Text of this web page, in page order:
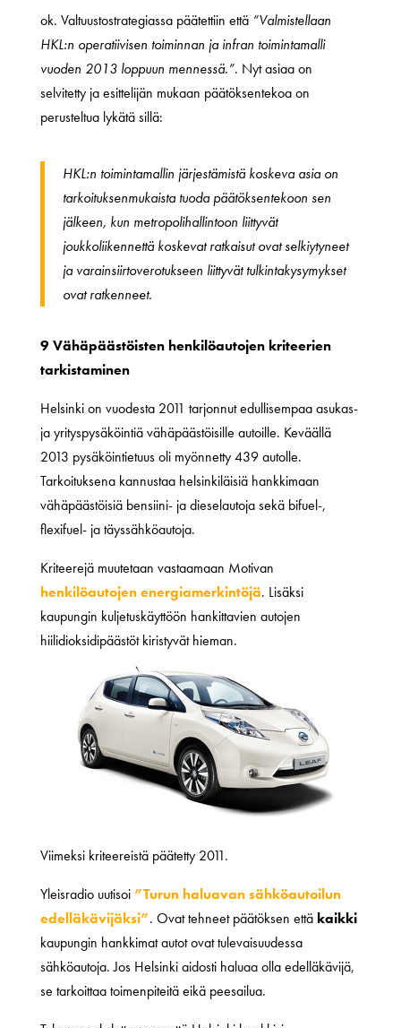
ok. Valtuustostrategiassa päätettiin että ”Valmistellaan
HKL:n operatiivisen toiminnan ja infran toimintamalli
vuoden 2013 loppuun mennessä.”. Nyt asiaa on
selvitetty ja esittelijän mukaan päätöksentekoa on
perusteltua lykätä sillä:
HKL:n toimintamallin järjestämistä koskeva asia on
tarkoituksenmukaista tuoda päätöksentekoon sen
jälkeen, kun metropolihallintoon liittyvät
joukkoliikennettä koskevat ratkaisut ovat selkiytyneet
ja varainsiirtoverotukseen liittyvät tulkintakysymykset
ovat ratkenneet.
9 Vähäpäästöisten henkilöautojen kriteerien
tarkistaminen
Helsinki on vuodesta 2011 tarjonnut edullisempaa asukas-
ja yrityspysäköintiä vähäpäästöisille autoille. Keväällä
2013 pysäköintietuus oli myönnetty 439 autolle.
Tarkoituksena kannustaa helsinkiläisiä hankkimaan
vähäpäästöisiä bensiini- ja dieselautoja sekä bifuel-,
flexifuel- ja täyssähköautoja.
Kriteerejä muutetaan vastaamaan Motivan
henkilöautojen energiamerkintöjä. Lisäksi
kaupungin kuljetuskäyttöön hankittavien autojen
hiilidioksidipäästöt kiristyvät hieman.
Viimeksi kriteereistä päätetty 2011.
Yleisradio uutisoi ”Turun haluavan sähköautoilun
edelläkävijäksi”. Ovat tehneet päätöksen että kaikki
kaupungin hankkimat autot ovat tulevaisuudessa
sähköautoja. Jos Helsinki aidosti haluaa olla edelläkävijä,
se tarkoittaa toimenpiteitä eikä peesailua.